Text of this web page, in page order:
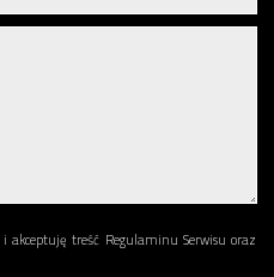
akceptuję treść Regulaminu Serwisu oraz